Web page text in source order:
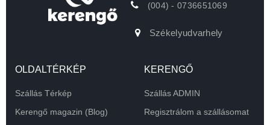
(004) - 0736651069
Székelyudvarhely
OLDALTÉRKÉP
Szállás Térkép
Kerengő magazin (Blog)
KERENGŐ
Szállás ADMIN
Regisztrálom a szállásomat